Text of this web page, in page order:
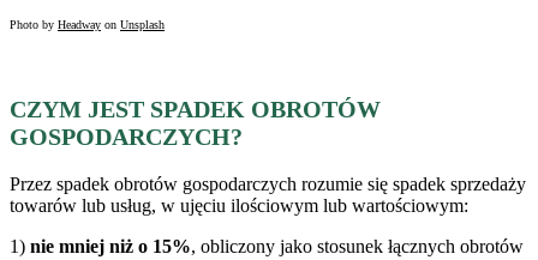
Photo by Headway on Unsplash
CZYM JEST SPADEK OBROTÓW
GOSPODARCZYCH?
Przez spadek obrotów gospodarczych rozumie się spadek sprzedaży
towarów lub usług, w ujęciu ilościowym lub wartościowym:
1) nie mniej niż o 15%, obliczony jako stosunek łącznych obrotów